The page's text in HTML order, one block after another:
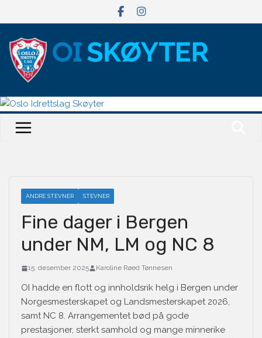
ANDRE STEVNER STEVNER
Fine dager i Bergen
under NM, LM og NC 8
15. desember 2025 Karoline Røed Tønnesen
OI hadde en flott og innholdsrik helg i Bergen under
Norgesmesterskapet og Landsmesterskapet 2026,
samt NC 8. Arrangementet bød på gode
prestasjoner, sterkt samhold og mange minnerike